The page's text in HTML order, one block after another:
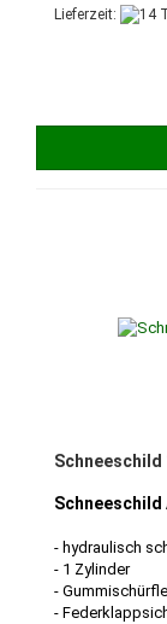
Lieferzeit:
Schneeschild
Schneeschild
- hydraulisch
- 1 Zylinder
-
-